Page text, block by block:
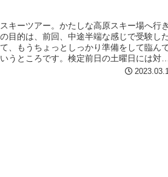
キーツアー。かたしな高原スキー場へ行
目的は、前回、中途半端な感じで受験し
、もうちょっとしっかり準備をして臨ん
うところです。検定前日の土曜日には対